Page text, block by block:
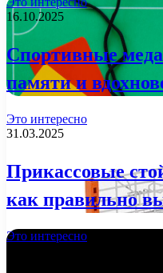
16.10.2025
Спортивные
памяти и
Это интересно
31.03.2025
Прикассовые
как правильно
Это интересно